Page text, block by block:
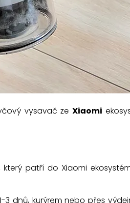
vysavač ze Xiaomi
který patří do Xiaomi
dnů, kurýrem nebo přes